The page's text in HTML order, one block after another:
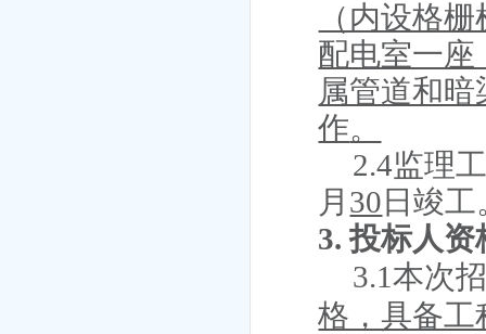
（内设格
配电室一座
属管道和
作。
2.4监理
月 30 日竣工
3.投标人资
3.1本次
格，具备工